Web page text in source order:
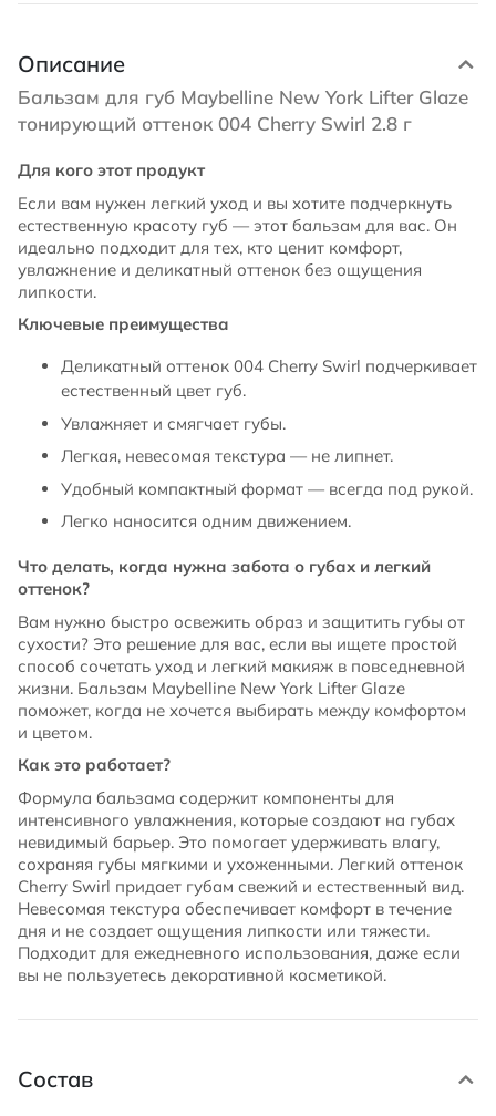
Описание
Бальзам для губ Maybelline New York Lifter Glaze
тонирующий оттенок 004 Cherry Swirl 2.8 г
Для кого этот продукт
Если вам нужен легкий уход и вы хотите подчеркнуть
естественную красоту губ — этот бальзам для вас. Он
идеально подходит для тех, кто ценит комфорт,
увлажнение и деликатный оттенок без ощущения
липкости.
Ключевые преимущества
Деликатный оттенок 004 Cherry Swirl подчеркивает
естественный цвет губ.
Увлажняет и смягчает губы.
Легкая, невесомая текстура — не липнет.
Удобный компактный формат — всегда под рукой.
Легко наносится одним движением.
Что делать, когда нужна забота о губах и легкий
оттенок?
Вам нужно быстро освежить образ и защитить губы от
сухости? Это решение для вас, если вы ищете простой
способ сочетать уход и легкий макияж в повседневной
жизни. Бальзам Maybelline New York Lifter Glaze
поможет, когда не хочется выбирать между комфортом
и цветом.
Как это работает?
Формула бальзама содержит компоненты для
интенсивного увлажнения, которые создают на губах
невидимый барьер. Это помогает удерживать влагу,
сохраняя губы мягкими и ухоженными. Легкий оттенок
Cherry Swirl придает губам свежий и естественный вид.
Невесомая текстура обеспечивает комфорт в течение
дня и не создает ощущения липкости или тяжести.
Подходит для ежедневного использования, даже если
вы не пользуетесь декоративной косметикой.
Состав